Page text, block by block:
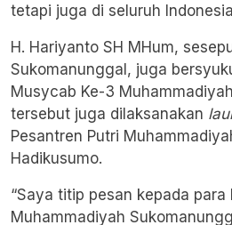
tetapi juga di seluruh
H. Hariyanto SH MHum,
Sukomanunggal, juga
Musycab Ke-3
tersebut juga dilaksanakan
Pesantren Putri
Hadikusumo.
“Saya titip pesan kepada para
Muhammadiyah